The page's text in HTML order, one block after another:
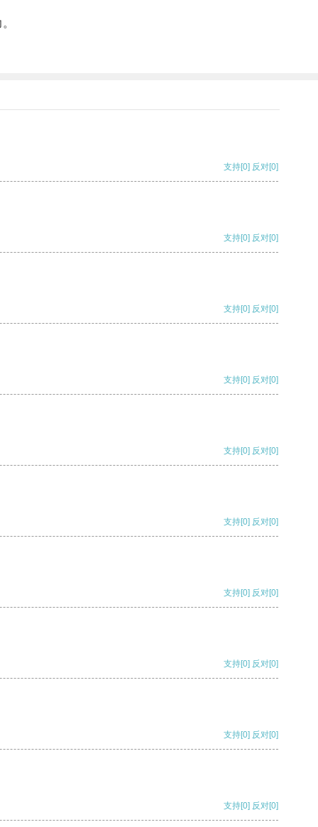
支持[0] 反对[0]
支持[0] 反对[0]
支持[0] 反对[0]
支持[0] 反对[0]
支持[0] 反对[0]
支持[0] 反对[0]
支持[0] 反对[0]
支持[0] 反对[0]
支持[0] 反对[0]
支持[0] 反对[0]